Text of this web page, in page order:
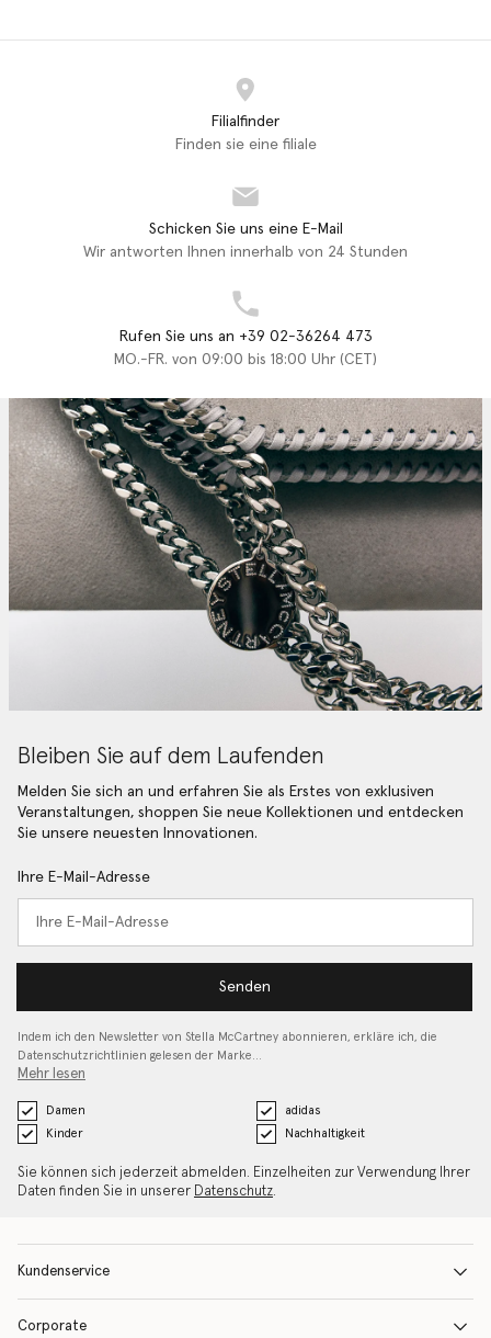
Filialfinder
Finden sie eine filiale
Schicken Sie uns eine E-Mail
Wir antworten Ihnen innerhalb von 24 Stunden
Rufen Sie uns an +39 02-36264 473
MO.-FR. von 09:00 bis 18:00 Uhr (CET)
Bleiben Sie auf dem Laufenden
Melden Sie sich an und erfahren Sie als Erstes von exklusiven
Veranstaltungen, shoppen Sie neue Kollektionen und entdecken
Sie unsere neuesten Innovationen.
Ihre E-Mail-Adresse
Senden
Indem ich den Newsletter von Stella McCartney abonnieren, erkläre ich, die
Datenschutzrichtlinien gelesen der Marke…
Mehr lesen
Damen
adidas
Kinder
Nachhaltigkeit
Sie können sich jederzeit abmelden. Einzelheiten zur Verwendung Ihrer
Daten finden Sie in unserer Datenschutz.
Kundenservice
Corporate